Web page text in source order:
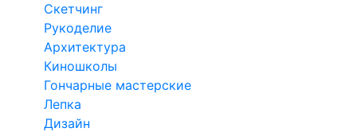
Скетчинг
Рукоделие
Архитектура
Киношколы
Гончарные мастерские
Лепка
Дизайн